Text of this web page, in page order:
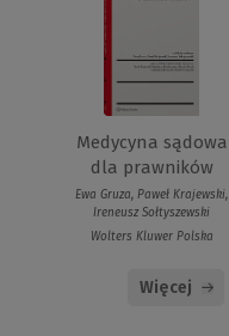
Medycyna sądowa
dla prawników
Ewa Gruza, Paweł Krajewski,
Ireneusz Sołtyszewski
Wolters Kluwer Polska
Więcej